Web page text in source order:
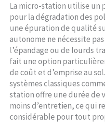
La micro-station utilise un
pour la dégradation des
une épuration de qualité
autonome ne nécessite
l’épandage ou de lourds
fait une option
de coût et d’emprise au
systèmes classiques
station offre une durée de
moins d’entretien, ce qui
considérable pour tout